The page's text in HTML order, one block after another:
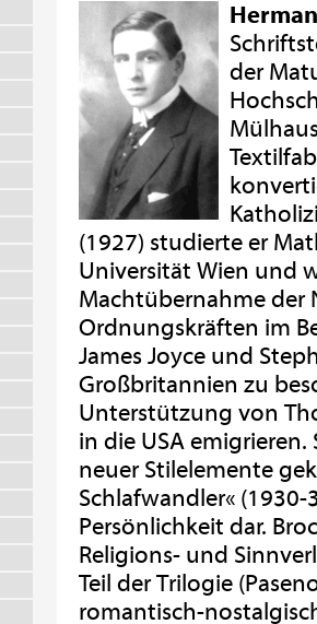
der
(1927) studierte er
Universität Wien und
Machtübernahme der
Ordnungskräften im
James Joyce und
Großbritannien zu
Unterstützung von
in die USA
neuer Stilelemente
Schlafwandler«
Persönlichkeit dar.
Religions- und
Teil der Trilogie
romantisch-